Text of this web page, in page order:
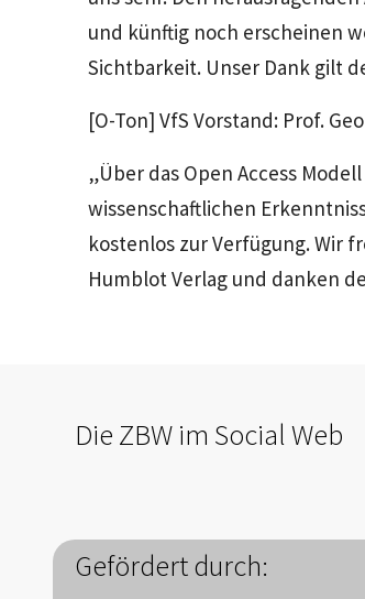
und künftig noch erscheinen
Sichtbarkeit. Unser Dank gilt
[O-Ton] VfS Vorstand: Prof.
„Über das Open Access
wissenschaftlichen
kostenlos zur Verfügung. Wir
Humblot Verlag und danken
Die ZBW im Social Web
Gefördert durch: